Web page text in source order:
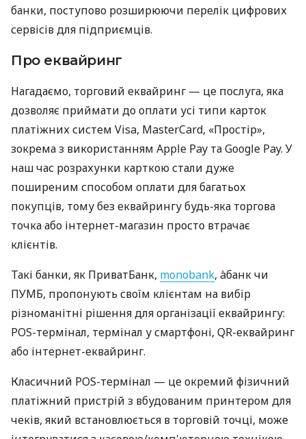
банки, поступово розширюючи перелік цифрових
сервісів для підприємців.
Про еквайринг
Нагадаємо, торговий еквайринг — це послуга, яка
дозволяє приймати до оплати усі типи карток
платіжних систем Visa, MasterCard, «Простір»,
зокрема з використанням Apple Pay та Google Pay. У
наш час розрахунки карткою стали дуже
поширеним способом оплати для багатьох
покупців, тому без еквайрингу будь-яка торгова
точка або інтернет-магазин просто втрачає
клієнтів.
Такі банки, як ПриватБанк, monobank, àбанк чи
ПУМБ, пропонують своїм клієнтам на вибір
різноманітні рішення для організації еквайрингу:
POS-термінал, термінал у смартфоні, QR-еквайринг
або інтернет-еквайринг.
Класичний POS-термінал — це окремий фізичний
платіжний пристрій з вбудованим принтером для
чеків, який встановлюється в торговій точці, може